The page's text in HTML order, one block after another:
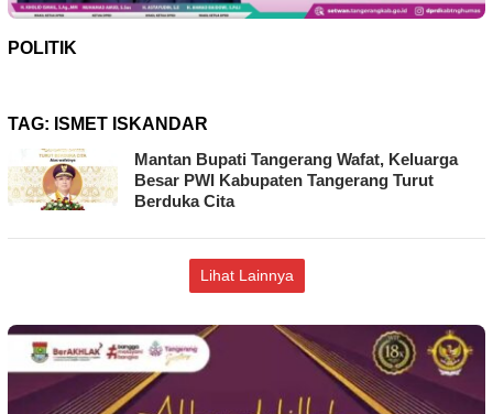
POLITIK
TAG: ISMET ISKANDAR
Mantan Bupati Tangerang Wafat, Keluarga
Besar PWI Kabupaten Tangerang Turut
Berduka Cita
Lihat Lainnya